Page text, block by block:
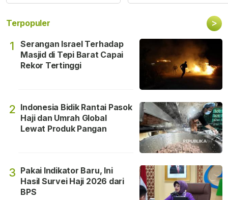
Terpopuler >
1
Serangan Israel Terhadap
Masjid di Tepi Barat Capai
Rekor Tertinggi
2 Indonesia Bidik Rantai Pasok
Haji dan Umrah Global
Lewat Produk Pangan
3 Pakai Indikator Baru, Ini
Hasil Survei Haji 2026 dari
BPS